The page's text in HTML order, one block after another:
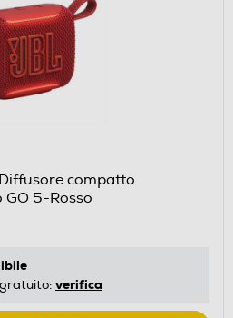
compatto
5-Rosso
verifica